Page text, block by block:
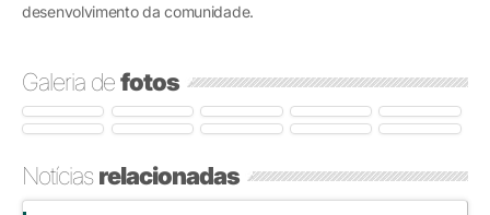
desenvolvimento da comunidade.
Galeria defotos
Notíciasrelacionadas